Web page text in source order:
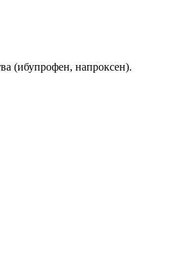
(ибупрофен, напроксен).